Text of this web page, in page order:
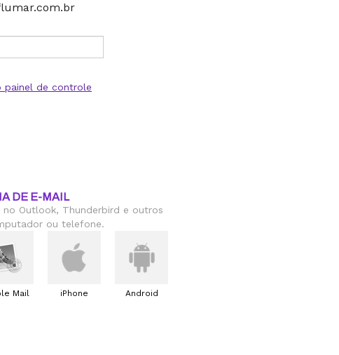
painel de controle
DE E-MAIL
Outlook, Thunderbird e outros
ou telefone.
Mail iPhone Android